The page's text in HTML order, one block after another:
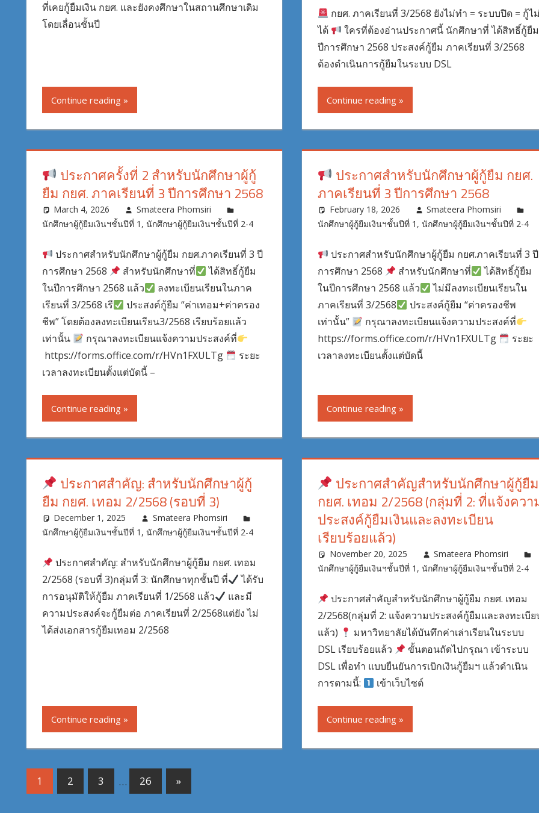
ที่เคยกู้ยืมเงิน กยศ. และยังคงศึกษาในสถานศึกษาเดิม
โดยเลื่อนชั้นปี
Continue reading
กยศ. ภาคเรียนที่ 3/2568 ยังไม่ทำ = ระบบปิด = กู้ไ
ได้
ใครที่ต้องอ่านประกาศนี้ นักศึกษาที่ ได้สิทธิ์กู้ยืม
ปีการศึกษา 2568 ประสงค์กู้ยืม ภาคเรียนที่ 3/2568
ต้องดำเนินการกู้ยืมในระบบ DSL
Continue reading
ประกาศครั้งที่ 2 สำหรับนักศึกษาผู้กู้
ยืม กยศ. ภาคเรียนที่ 3 ปีการศึกษา 2568
March 4, 2026
Smateera Phomsiri
นักศึกษาผู้กู้ยืมเงินฯชั้นปีที่ 1 , นักศึกษาผู้กู้ยืมเงินฯชั้นปีที่ 2-4
ประกาศสำหรับนักศึกษาผู้กู้ยืม กยศ.ภาคเรียนที่ 3 ปี
การศึกษา 2568
สำหรับนักศึกษาที่
ได้สิทธิ์กู้ยืม
ในปีการศึกษา 2568 แล้ว
ลงทะเบียนเรียนในภาค
เรียนที่ 3/2568 เรี
ประสงค์กู้ยืม “ค่าเทอม+ค่าครอง
ชีพ” โดยต้องลงทะเบียนเรียน3/2568 เรียบร้อยแล้ว
เท่านั้น
กรุณาลงทะเบียนแจ้งความประสงค์ที่
https://forms.office.com/r/HVn1FXULTg
ระยะ
เวลาลงทะเบียนตั้งแต่บัดนี้ –
Continue reading
ประกาศสำหรับนักศึกษาผู้กู้ยืม กยศ.
ภาคเรียนที่ 3 ปีการศึกษา 2568
February 18, 2026
Smateera Phomsiri
นักศึกษาผู้กู้ยืมเงินฯชั้นปีที่ 1 , นักศึกษาผู้กู้ยืมเงินฯชั้นปีที่ 2-4
ประกาศสำหรับนักศึกษาผู้กู้ยืม กยศ.ภาคเรียนที่ 3 ปี
การศึกษา 2568
สำหรับนักศึกษาที่
ได้สิทธิ์กู้ยืม
ในปีการศึกษา 2568 แล้ว
ไม่มีลงทะเบียนเรียนใน
ภาคเรียนที่ 3/2568
ประสงค์กู้ยืม “ค่าครองชีพ
เท่านั้น”
กรุณาลงทะเบียนแจ้งความประสงค์ที่
https://forms.office.com/r/HVn1FXULTg
ระยะ
เวลาลงทะเบียนตั้งแต่บัดนี้
Continue reading
ประกาศสำคัญ: สำหรับนักศึกษาผู้กู้
ยืม กยศ. เทอม 2/2568 (รอบที่ 3)
December 1, 2025
Smateera Phomsiri
นักศึกษาผู้กู้ยืมเงินฯชั้นปีที่ 1 , นักศึกษาผู้กู้ยืมเงินฯชั้นปีที่ 2-4
ประกาศสำคัญ: สำหรับนักศึกษาผู้กู้ยืม กยศ. เทอม
2/2568 (รอบที่ 3)กลุ่มที่ 3: นักศึกษาทุกชั้นปี ที่
ได้รับ
การอนุมัติให้กู้ยืม ภาคเรียนที่ 1/2568 แล้ว
และมี
ความประสงค์จะกู้ยืมต่อ ภาคเรียนที่ 2/2568แต่ยัง ไม่
ได้ส่งเอกสารกู้ยืมเทอม 2/2568
Continue reading
ประกาศสำคัญสำหรับนักศึกษาผู้กู้ยืม
กยศ. เทอม 2/2568 (กลุ่มที่ 2: ที่แจ้งควา
ประสงค์กู้ยืมเงินและลงทะเบียน
เรียบร้อยแล้ว)
November 20, 2025
Smateera Phomsiri
นักศึกษาผู้กู้ยืมเงินฯชั้นปีที่ 1 , นักศึกษาผู้กู้ยืมเงินฯชั้นปีที่ 2-4
ประกาศสำคัญสำหรับนักศึกษาผู้กู้ยืม กยศ. เทอม
2/2568(กลุ่มที่ 2: แจ้งความประสงค์กู้ยืมและลงทะเบี
แล้ว)
มหาวิทยาลัยได้บันทึกค่าเล่าเรียนในระบบ
DSL เรียบร้อยแล้ว
ขั้นตอนถัดไปกรุณา เข้าระบบ
DSL เพื่อทำ แบบยืนยันการเบิกเงินกู้ยืมฯ แล้วดำเนิน
การตามนี้:
เข้าเว็บไซต์
Continue reading
Posts
1 2 3 … 26
Next
Posts
»